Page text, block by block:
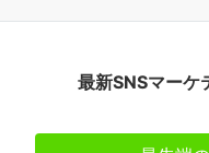
最新SNSマー